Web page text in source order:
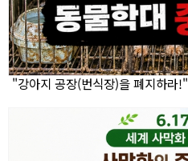
"강아지 공장(번식장)을 폐지하라!"